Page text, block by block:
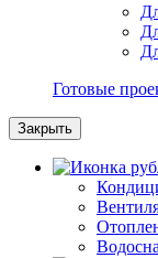
Готовые
Закрыть